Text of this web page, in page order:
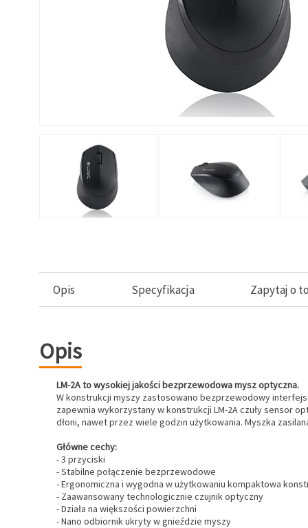
Opis Specyfikacja Zapytaj o
Opis
LM-2A to wysokiej jakości bezprzewodowa mysz optyczna.
W konstrukcji myszy zastosowano bezprzewodowy
zapewnia wykorzystany w konstrukcji LM-2A czuły sensor
dłoni, nawet przez wiele godzin użytkowania. Myszka
Główne cechy:
- 3 przyciski
- Stabilne połączenie bezprzewodowe
- Ergonomiczna i wygodna w użytkowaniu kompaktowa
- Zaawansowany technologicznie czujnik optyczny
- Działa na większości powierzchni
- Nano odbiornik ukryty w gnieździe myszy